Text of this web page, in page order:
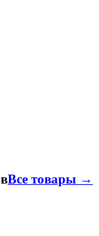
Все товары →